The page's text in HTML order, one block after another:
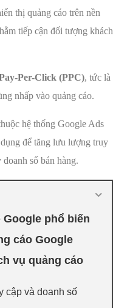
thị quảng cáo trên nền
tiếp cận đối tượng khách
Per-Click (PPC), tức là
nhấp vào quảng cáo.
hệ thống Google Ads
để tăng lưu lượng truy
số bán hàng.
Google phổ biến
cáo Google
vụ quảng cáo
cập và doanh số